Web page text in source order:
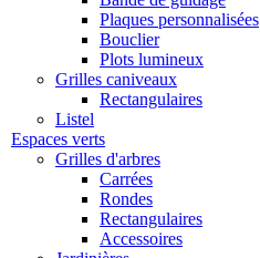
Plaques personnalisées
Bouclier
Plots lumineux
Grilles caniveaux
Rectangulaires
Listel
Espaces verts
Grilles d'arbres
Carrées
Rondes
Rectangulaires
Accessoires